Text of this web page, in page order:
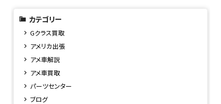
カテゴリー
Gクラス買取
アメリカ出張
アメ車解説
アメ車買取
パーツセンター
ブログ